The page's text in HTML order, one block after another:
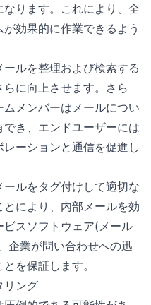
ります。これにより、全
効果的に作業できるよう
ルを整理および検索する
に向上させます。さら
メンバーはメールについ
き、エンドユーザーには
ーションと通信を促進し
ルをタグ付けして適切な
により、内部メールを効
スソフトウェア(メール
企業が問い合わせへの迅
を保証します。
リング